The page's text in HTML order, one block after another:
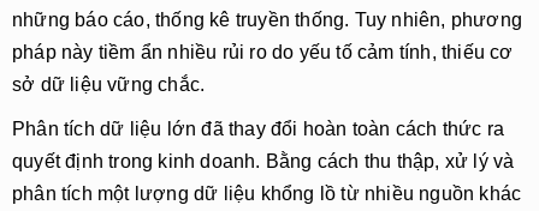
những báo cáo, thống kê truyền thống. Tuy nhiên, phương
pháp này tiềm ẩn nhiều rủi ro do yếu tố cảm tính, thiếu cơ
sở dữ liệu vững chắc.
Phân tích dữ liệu lớn đã thay đổi hoàn toàn cách thức ra
quyết định trong kinh doanh. Bằng cách thu thập, xử lý và
phân tích một lượng dữ liệu khổng lồ từ nhiều nguồn khác